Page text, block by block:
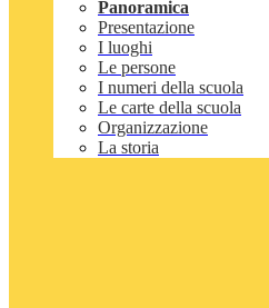
Panoramica
Presentazione
I luoghi
Le persone
I numeri della scuola
Le carte della scuola
Organizzazione
La storia